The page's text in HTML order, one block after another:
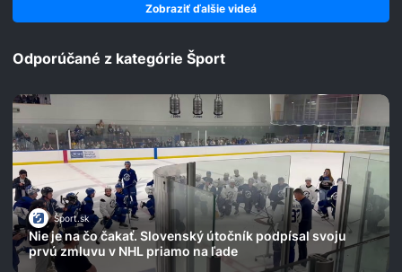
Zobraziť ďalšie videá
Odporúčané z kategórie Šport
Šport.sk
Nie je na čo čakať. Slovenský útočník podpísal svoju
prvú zmluvu v NHL priamo na ľade